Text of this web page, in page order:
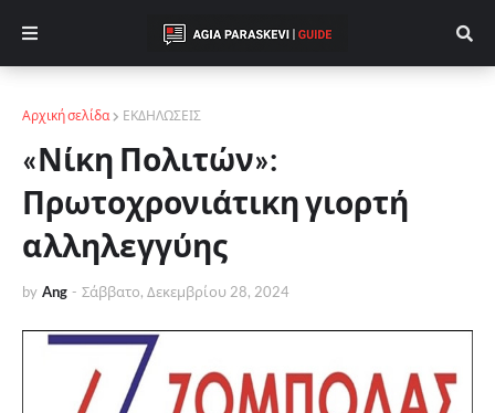
Αρχική σελίδα ΕΚΔΗΛΩΣΕΙΣ
«Νίκη Πολιτών»:
Πρωτοχρονιάτικη γιορτή
αλληλεγγύης
by Ang - Σάββατο, Δεκεμβρίου 28, 2024